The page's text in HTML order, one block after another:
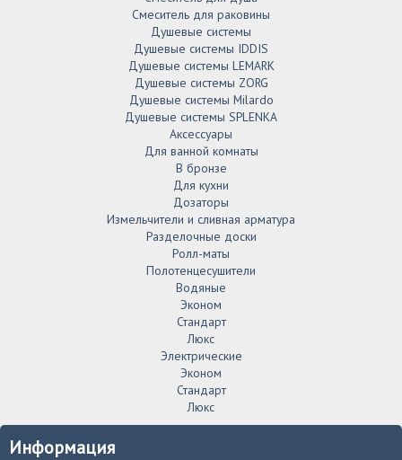
Смеситель для раковины
Душевые системы
Душевые системы IDDIS
Душевые системы LEMARK
Душевые системы ZORG
Душевые системы Milardo
Душевые системы SPLENKA
Аксессуары
Для ванной комнаты
В бронзе
Для кухни
Дозаторы
Измельчители и сливная арматура
Разделочные доски
Ролл-маты
Полотенцесушители
Водяные
Эконом
Стандарт
Люкс
Электрические
Эконом
Стандарт
Люкс
Информация